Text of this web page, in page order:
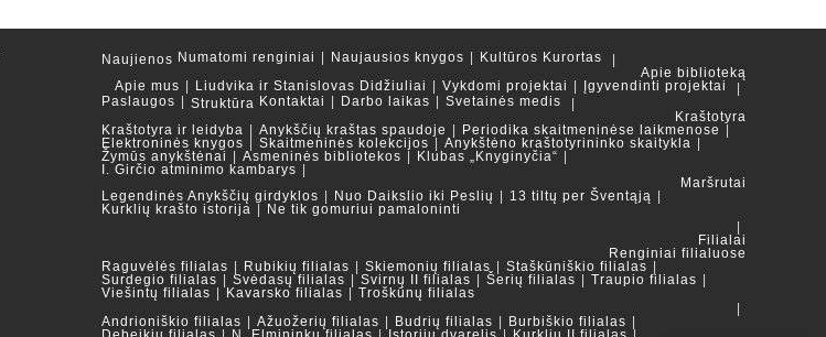
Naujienos Numatomi renginiai Naujausios knygos
Kultūros Kurortas
Apie biblioteką
Apie mus
Liudvika ir Stanislovas Didžiuliai Vykdomi projektai
Įgyvendinti projektai
Paslaugos
Struktūra Kontaktai Darbo laikas
Svetainės medis
Kraštotyra
Kraštotyra ir leidyba
Anykščių kraštas spaudoje
Periodika skaitmeninėse laikmenose
Elektroninės knygos
Skaitmeninės kolekcijos
Anykštėno kraštotyrininko skaitykla
Žymūs anykštėnai
Asmeninės bibliotekos
Klubas „Knyginyčia“
I. Girčio atminimo kambarys
Maršrutai
Legendinės Anykščių girdyklos
Nuo Daikslio iki Peslių
13 tiltų per Šventąją
Kurklių krašto istorija
Ne tik gomuriui pamaloninti
Filialai
Renginiai filialuose
Raguvėlės filialas
Rubikių filialas Skiemonių filialas
Staškūniškio filialas
Surdegio filialas
Svėdasų filialas Svirnų II filialas Šerių filialas
Traupio filialas
Viešintų filialas
Kavarsko filialas
Troškūnų filialas
Andrioniškio filialas
Ažuožerių filialas Budrių filialas
Burbiškio filialas